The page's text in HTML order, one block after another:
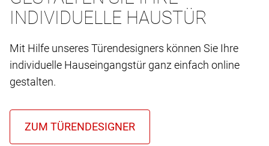
INDIVIDUELLE HAUSTÜR
Mit Hilfe unseres Türendesigners können Sie Ihre
individuelle Hauseingangstür ganz einfach online
gestalten.